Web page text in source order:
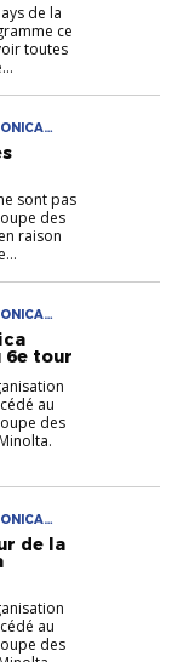
de la
ce
toutes
sont pas
des
raison
6e tour
au
des
de la
au
des